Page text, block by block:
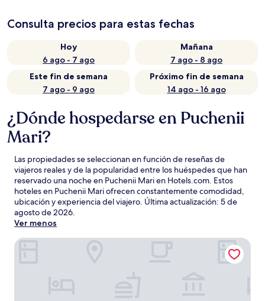
Consulta precios para estas fechas
Hoy
6 ago - 7 ago
Mañana
7 ago - 8 ago
Este fin de semana
7 ago - 9 ago
Próximo fin de semana
14 ago - 16 ago
¿Dónde hospedarse en Puchenii
Mari?
Las propiedades se seleccionan en función de reseñas de
viajeros reales y de la popularidad entre los huéspedes que han
reservado una noche en Puchenii Mari en Hotels.com. Estos
hoteles en Puchenii Mari ofrecen constantemente comodidad,
ubicación y experiencia del viajero. Última actualización: 5 de
agosto de 2026.
Ver menos
Vigo Hotel